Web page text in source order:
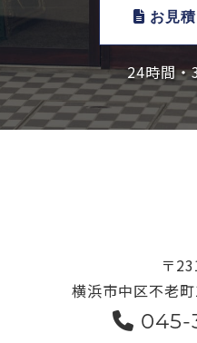
お見
24時間・
〒
横浜市中区不老
045-